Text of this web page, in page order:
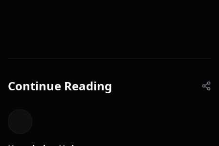
Continue Reading